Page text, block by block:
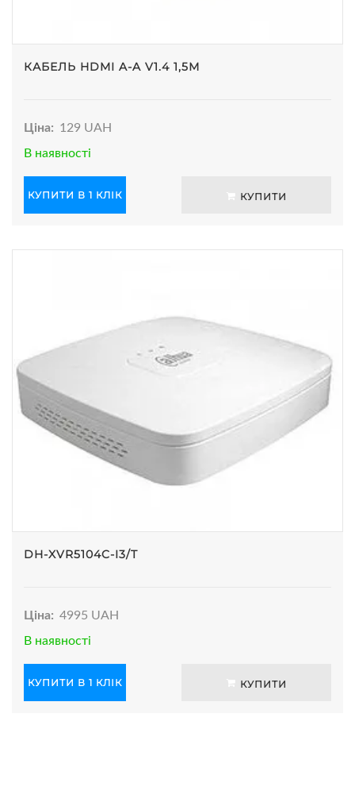
КАБЕЛЬ HDMI A-A V1.4 1,5М
Ціна: 129 UAH
В наявності
КУПИТИ В 1 КЛІК КУПИТИ
DH-XVR5104C-I3/T
Ціна: 4995 UAH
В наявності
КУПИТИ В 1 КЛІК КУПИТИ